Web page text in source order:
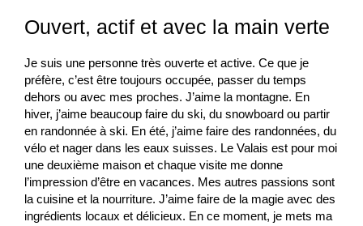
Ouvert, actif et avec la main verte
Je suis une personne très ouverte et active. Ce que je
préfère, c’est être toujours occupée, passer du temps
dehors ou avec mes proches. J’aime la montagne. En
hiver, j’aime beaucoup faire du ski, du snowboard ou partir
en randonnée à ski. En été, j’aime faire des randonnées, du
vélo et nager dans les eaux suisses. Le Valais est pour moi
une deuxième maison et chaque visite me donne
l’impression d’être en vacances. Mes autres passions sont
la cuisine et la nourriture. J’aime faire de la magie avec des
ingrédients locaux et délicieux. En ce moment, je mets ma